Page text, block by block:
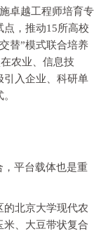
卓越工程师培育专
，推动15所高校
替”模式联合培养
农业、信息技
引入企业、科研单
，平台载体也是重
的北京大学现代农
米、大豆带状复合